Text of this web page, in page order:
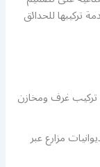
تركيبها للحدائق
تركيب غرف ومخازن
مزارع عبر